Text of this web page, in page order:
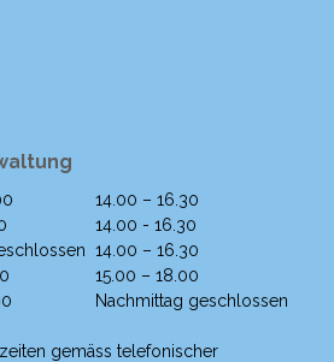
Nachmittag14.00 – 16.30
14.00 - 16.30
14.00 – 16.30
15.00 – 18.00
Nachmittag geschlossen
gemäss telefonischer